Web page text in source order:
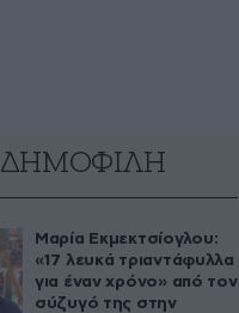
ΔΗΜΟΦΙΛΗ
Μαρία Εκμεκτσίογλου:
«17 λευκά τριαντάφυλλα
για έναν χρόνο» από τον
σύζυγό της στην